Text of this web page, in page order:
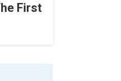
First